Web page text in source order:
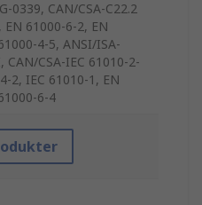
0339, CAN/CSA-C22.2
EN 61000-6-2, EN
4-5, ANSI/ISA-
CAN/CSA-IEC 61010-2-
2, IEC 61010-1, EN
6-4